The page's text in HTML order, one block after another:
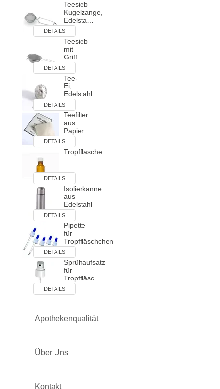
Teesieb
Kugelzange,
Edelsta…
DETAILS
Teesieb
mit
Griff
DETAILS
Tee-
Ei,
Edelstahl
DETAILS
Teefilter
aus
Papier
DETAILS
Tropfflasche
DETAILS
Isolierkanne
aus
Edelstahl
DETAILS
Pipette
für
Tropffläschchen
DETAILS
Sprühaufsatz
für
Tropffläsc…
DETAILS
Apothekenqualität
Über Uns
Kontakt